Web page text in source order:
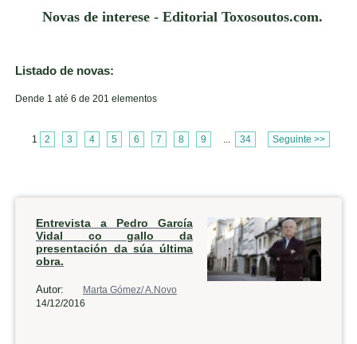
Novas de interese - Editorial Toxosoutos.com.
Listado de novas:
Dende 1 até 6 de 201 elementos
1 2 3 4 5 6 7 8 9 34 Seguinte >>
Entrevista a Pedro García
Vidal co gallo da
presentación da súa última
obra.
Autor:
Marta Gómez/ A.Novo
14/12/2016